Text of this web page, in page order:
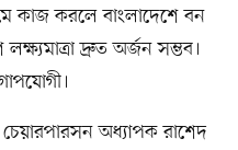
কাজ করলে বাংলাদেশে বন
দ্রুত অর্জন সম্ভব।
চেয়ারপারসন অধ্যাপক রাশেদ